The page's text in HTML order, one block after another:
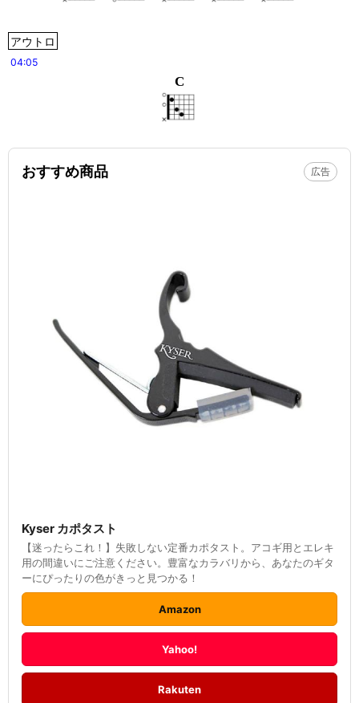
アウトロ
04:05
C
おすすめ商品 広告
Kyser カポタスト
【迷ったらこれ！】失敗しない定番カポタスト。アコギ用とエレキ
用の間違いにご注意ください。豊富なカラバリから、あなたのギタ
ーにぴったりの色がきっと見つかる！
Amazon
Yahoo!
Rakuten